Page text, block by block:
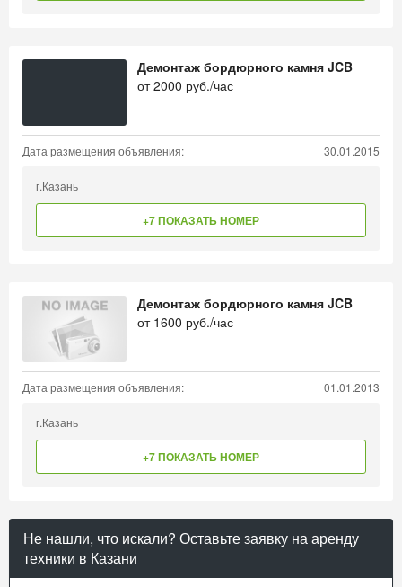
Демонтаж бордюрного камня JCB
от2000 руб./час
Дата размещения объявления: 30.01.2015
г.Казань
+7 ПОКАЗАТЬ НОМЕР
Демонтаж бордюрного камня JCB
от 1600 руб./час
Дата размещения объявления: 01.01.2013
г.Казань
+7 ПОКАЗАТЬ НОМЕР
Не нашли, что искали? Оставьте заявку на аренду
техники в Казани